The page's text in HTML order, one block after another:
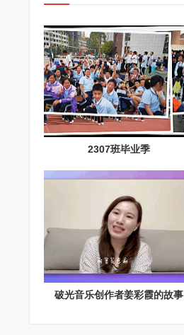
2307班毕业季
破光音乐创作者姜彩霞的故事